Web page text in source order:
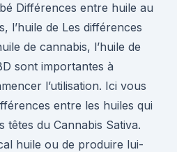
Différences entre huile au
l’huile de Les différences
de cannabis, l’huile de
sont importantes à
l’utilisation. Ici vous
entre les huiles qui
têtes du Cannabis Sativa.
huile ou de produire lui-